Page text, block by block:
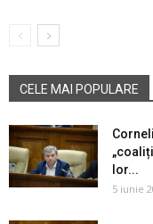
CELE MAI POPULARE
lor...
5 iunie